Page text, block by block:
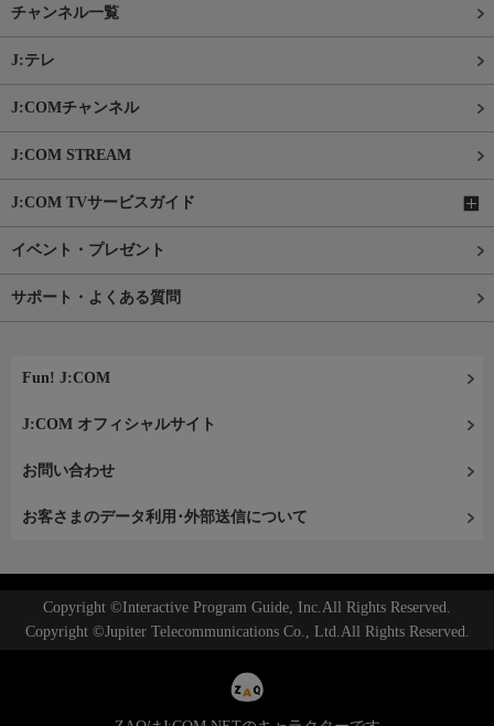
チャンネル一覧
J:テレ
J:COMチャンネル
J:COM STREAM
J:COM TVサービスガイド
イベント・プレゼント
サポート・よくある質問
Fun! J:COM
J:COM オフィシャルサイト
お問い合わせ
お客さまのデータ利用･外部送信について
Copyright ©Interactive Program Guide, Inc.All Rights Reserved.
Copyright ©Jupiter Telecommunications Co., Ltd.All Rights Reserved.